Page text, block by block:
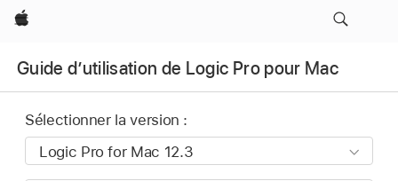
Apple
Guide d’utilisation de Logic Pro pour Mac
Sélectionner la version :